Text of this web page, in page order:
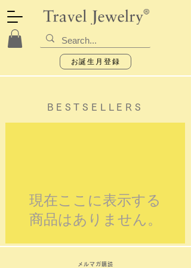
お誕生月登録
BESTSELLERS
現在ここに表示する
商品はありません。
メルマガ購読